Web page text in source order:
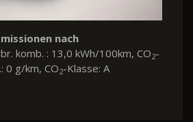
nach
komb. : 13,0 kWh/100km, CO2-
0 g/km, CO2-Klasse: A